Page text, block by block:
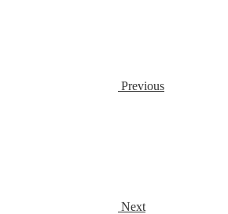
Previous
Next